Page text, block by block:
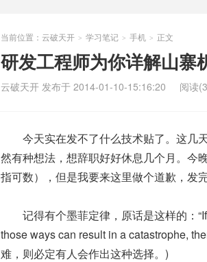
当前位置： 云破天开 > 学习笔记 > 手机 > 正文
研发工程师为你详解山寨
云破天开 发布于 2014-01-10-15:16:20 阅读
今天实在发不了什么技术贴了。这几
然有种想法，想辞职好好休息几个月。今
指可数），但是我要来这里做个道歉，发
记得有个墨菲定律，原话是这样的：“If
those ways can result in a catastrophe,
难，则必定有人会作出这种选择。)